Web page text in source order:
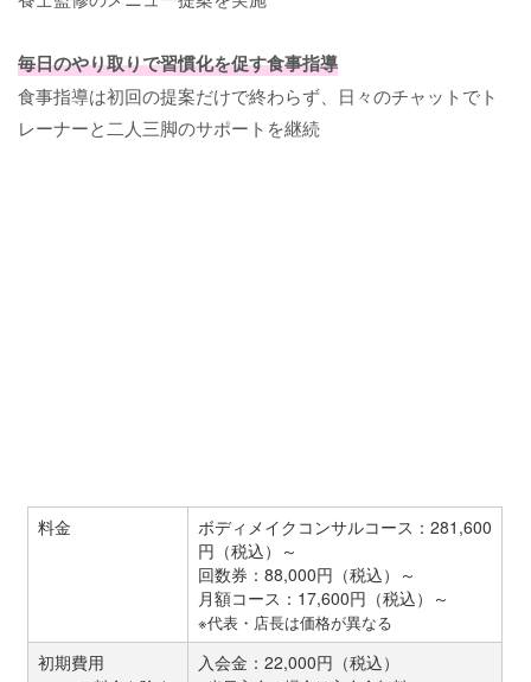
毎日のやり取りで習慣化を促す食事指導
食事指導は初回の提案だけで終わらず、日々のチャットでト
レーナーと二人三脚のサポートを継続
料金
ボディメイクコンサルコース：281,600
円（税込）～
回数券：88,000円（税込）～
月額コース：17,600円（税込）～
※代表・店長は価格が異なる
初期費用 入会金：22,000円（税込）